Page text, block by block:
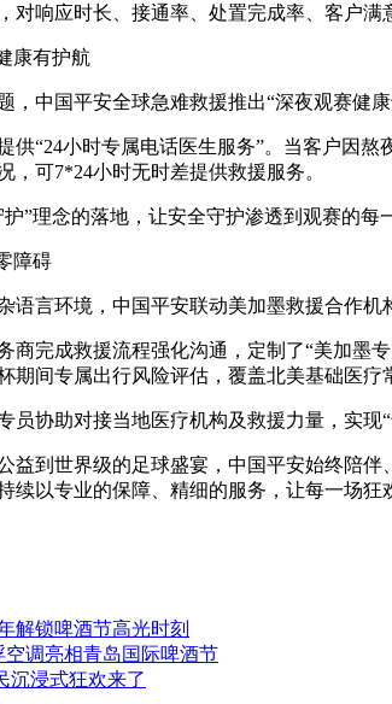
响应时长、接通率、处置完成率、客户满
康有护航
，中国平安全球急难救援推出“深夜观赛健
供“24小时专属电话医生服务”。当客户因
，可7*24小时无时差提供救援服务。
”理念的落地，让安全守护渗透到观赛的每
障碍
语言环境，中国平安联动美加墨救援合作机
商完成救援流程强化沟通，定制了“美加墨
期间专属出行风险评估，覆盖北美基础医
员协助对接当地医疗机构及救援力量，实
益到世界级的足球盛宴，中国平安始终陪
以专业的保障、精细的服务，让每一场狂
解锁啤酒节高光时刻
调亮相青岛国际啤酒节
沉浸式狂欢来了